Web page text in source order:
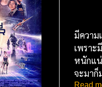
มีควา
เพราะ
หนักแ
จะมาก็
Read